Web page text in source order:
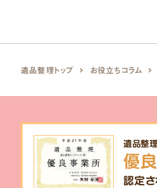
遺品整理トップ お役立ちコラム
遺品整
優
認定さ